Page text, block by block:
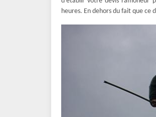
heures. En dehors du fait que